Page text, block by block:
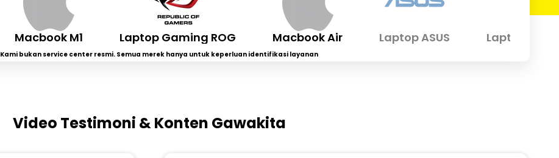
Macbook M1 Laptop Gaming ROG Macbook Air Laptop ASUS Laptop
Kami bukan service center resmi. Semua merek hanya untuk keperluan identifikasi layanan
Video Testimoni & Konten Gawakita